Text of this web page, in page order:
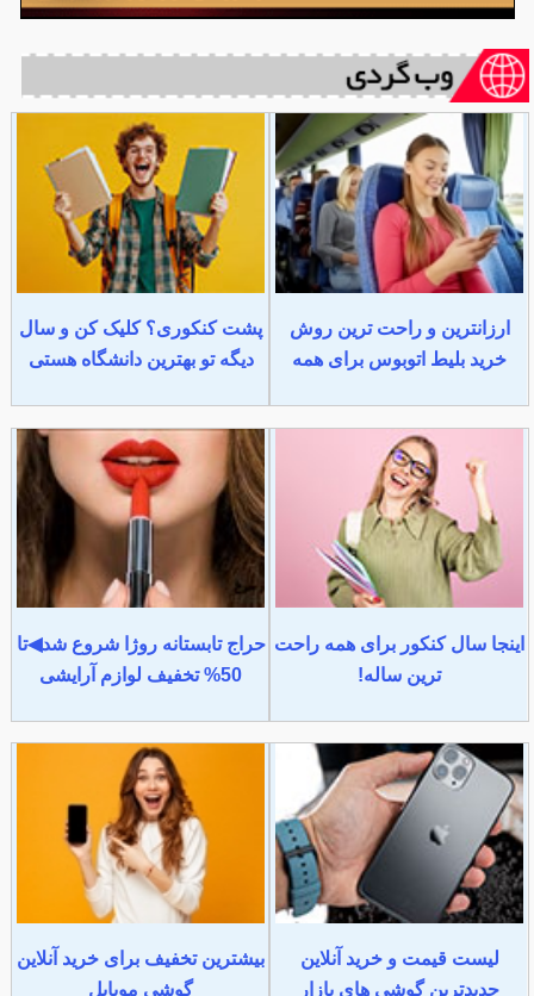
ارزانترین و راحت ترین روش
خرید بلیط اتوبوس برای همه
پشت کنکوری؟ کلیک کن و سال
دیگه تو بهترین دانشگاه هستی
اینجا سال کنکور برای همه راحت
ترین ساله!
حراج تابستانه روژا شروع شد◀تا
50% تخفیف لوازم آرایشی
لیست قیمت و خرید آنلاین
جدیدترین گوشی های بازار
بیشترین تخفیف برای خرید آنلاین
گوشی موبایل